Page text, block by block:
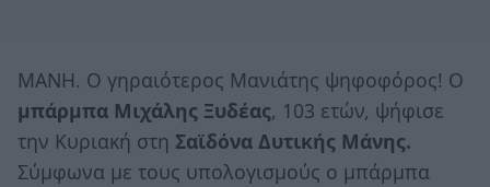
ΜΑΝΗ. Ο γηραιότερος Μανιάτης ψηφοφόρος! Ο
μπάρμπα Μιχάλης Ξυδέας, 103 ετών, ψήφισε
την Κυριακή στη Σαϊδόνα Δυτικής Μάνης.
Σύμφωνα με τους υπολογισμούς ο μπάρμπα